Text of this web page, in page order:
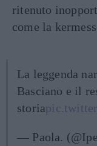
ritenuto
come la
La leggenda
Basciano e il
storia
— Paola.